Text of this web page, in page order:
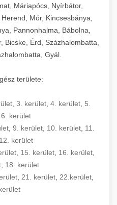
Máriapócs, Nyírbátor,
Mór, Kincsesbánya,
Pannonhalma, Bábolna,
Bicske, Érd, Százhalombatta,
Gyál.
területe:
3. kerület 4. kerület 5.
6. kerület
, 9. kerület, 10. kerület, 11.
12. kerület
15. kerület 16. kerület
18. kerület
21. kerület 22.kerület